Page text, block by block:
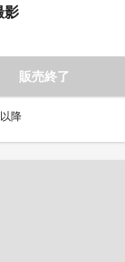
影
販売終了
降